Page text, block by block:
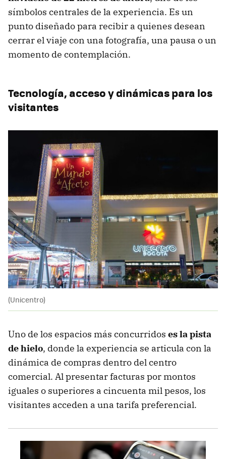
símbolos centrales de la experiencia. Es un
punto diseñado para recibir a quienes desean
cerrar el viaje con una fotografía, una pausa o un
momento de contemplación.
Tecnología, acceso y dinámicas para los
visitantes
(Unicentro)
Uno de los espacios más concurridos es la pista
de hielo, donde la experiencia se articula con la
dinámica de compras dentro del centro
comercial. Al presentar facturas por montos
iguales o superiores a cincuenta mil pesos, los
visitantes acceden a una tarifa preferencial.